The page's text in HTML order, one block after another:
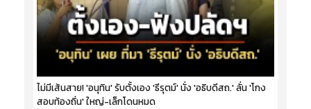
ไม่มีเส้นสาย! 'อนุทิน' รับตั้งเอง 'ธีรุตม์' นั่ง 'อธิบดีสถ.' ลั่น 'โกง
สอบท้องถิ่น' ใหญ่-เล็กโดนหมด